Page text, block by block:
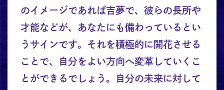
のイメージであれば吉夢で、彼らの長所や
才能などが、あなたにも備わっているとい
うサインです。それを積極的に開花させる
ことで、自分をよい方向へ変革していくこ
とができるでしょう。自分の未来に対して